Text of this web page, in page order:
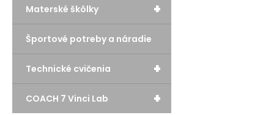
+
Materské škôlky
Športové potreby a náradie
+
Technické cvičenia
+
COACH 7 Vinci Lab